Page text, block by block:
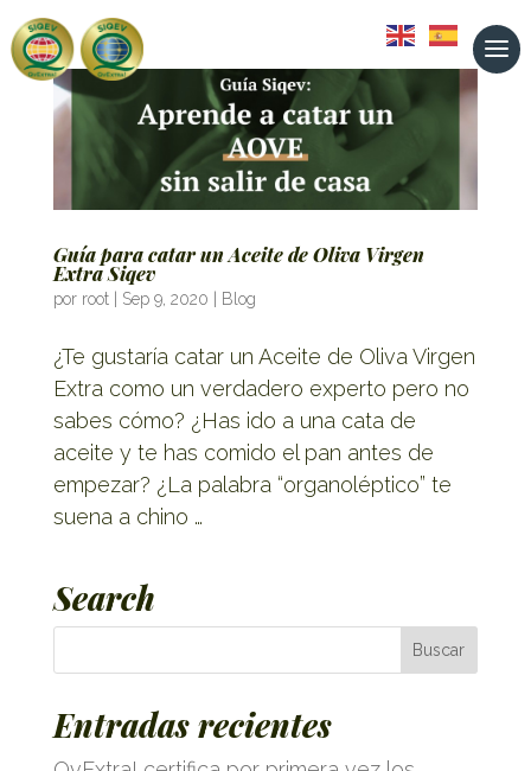
Guía para catar un Aceite de Oliva Virgen
Extra Siqev
por root| Sep 9, 2020 Blog
¿Te gustaría catar un Aceite de Oliva Virgen
Extra como un verdadero experto pero no
sabes cómo? ¿Has ido a una cata de
aceite y te has comido el pan antes de
empezar? ¿La palabra “organoléptico” te
suena a chino …
Search
Entradas recientes